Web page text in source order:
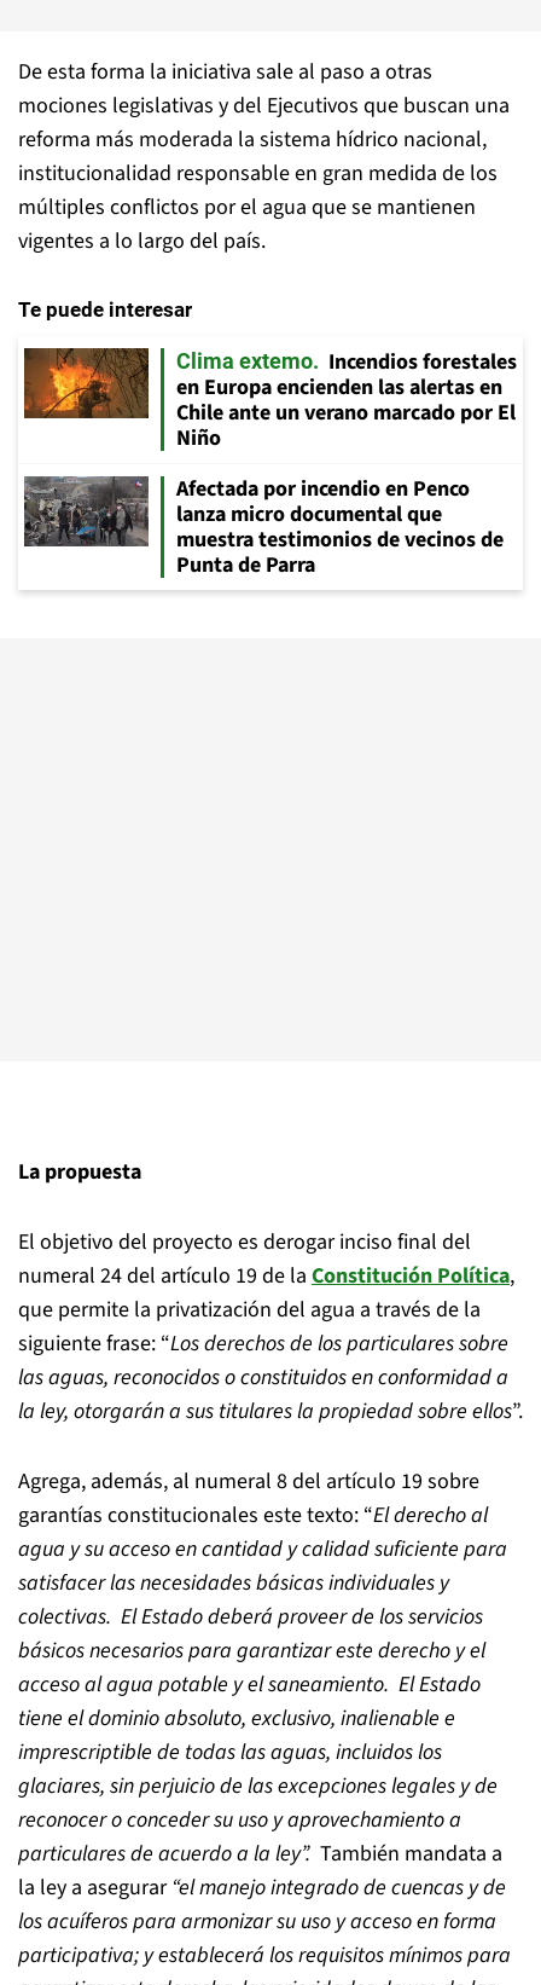
De esta forma la iniciativa sale al paso a otras
mociones legislativas y del Ejecutivos que buscan una
reforma más moderada la sistema hídrico nacional,
institucionalidad responsable en gran medida de los
múltiples conflictos por el agua que se mantienen
vigentes a lo largo del país.
Te puede interesar
Clima extemo
Incendios forestales
en Europa encienden las alertas en
Chile ante un verano marcado por El
Niño
Afectada por incendio en Penco
lanza micro documental que
muestra testimonios de vecinos de
Punta de Parra
La propuesta
El objetivo del proyecto es derogar inciso final del
numeral 24 del artículo 19 de la Constitución Política,
que permite la privatización del agua a través de la
siguiente frase: “Los derechos de los particulares sobre
las aguas, reconocidos o constituidos en conformidad a
la ley, otorgarán a sus titulares la propiedad sobre ellos”.
Agrega, además, al numeral 8 del artículo 19 sobre
garantías constitucionales este texto: “El derecho al
agua y su acceso en cantidad y calidad suficiente para
satisfacer las necesidades básicas individuales y
colectivas. El Estado deberá proveer de los servicios
básicos necesarios para garantizar este derecho y el
acceso al agua potable y el saneamiento. El Estado
tiene el dominio absoluto, exclusivo, inalienable e
imprescriptible de todas las aguas, incluidos los
glaciares, sin perjuicio de las excepciones legales y de
reconocer o conceder su uso y aprovechamiento a
particulares de acuerdo a la ley”. También mandata a
la ley a asegurar “el manejo integrado de cuencas y de
los acuíferos para armonizar su uso y acceso en forma
participativa; y establecerá los requisitos mínimos para